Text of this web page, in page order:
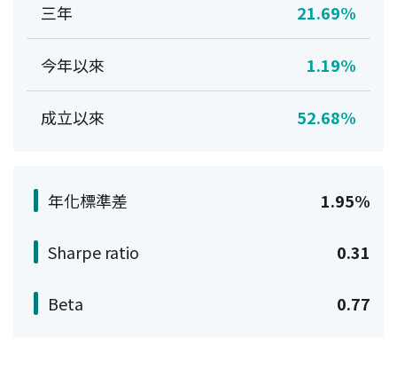
三年 21.69%
今年以來 1.19%
成立以來 52.68%
年化標準差 1.95%
Sharpe ratio 0.31
Beta 0.77